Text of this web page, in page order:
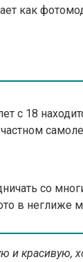
как
с 18
со
в неглиже
и красивую,